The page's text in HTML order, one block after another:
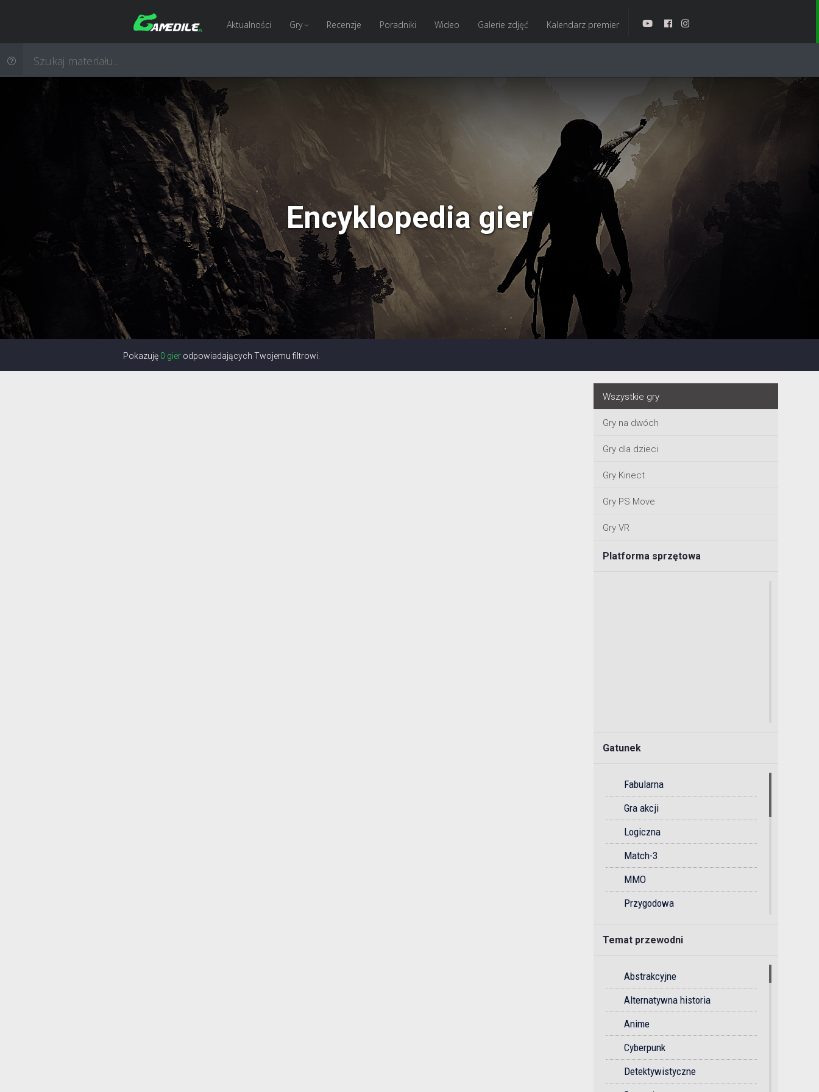
Aktualności Gry Recenzje Poradniki Wideo Galerie zdjęć Kalendarz premier
Encyklopedia gier
Pokazuję 0 gierodpowiadających Twojemu filtrowi.
Wszystkie gry
Gry na dwóch
Gry dla dzieci
Gry Kinect
Gry PS Move
Gry VR
Platforma sprzętowa
Gatunek
Fabularna
Gra akcji
Logiczna
Match-3
MMO
Przygodowa
Soulslike
Sportowa
Strategiczna
Strzelanka
Survival
Temat przewodni
Abstrakcyjne
Alternatywna historia
Anime
Cyberpunk
Detektywistyczne